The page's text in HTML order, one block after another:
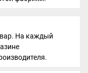
На каждый